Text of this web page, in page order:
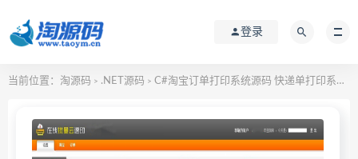
登录
当前位置： 淘源码 > .NET源码 > C#淘宝订单打印系统源码 快递单打印系统源码